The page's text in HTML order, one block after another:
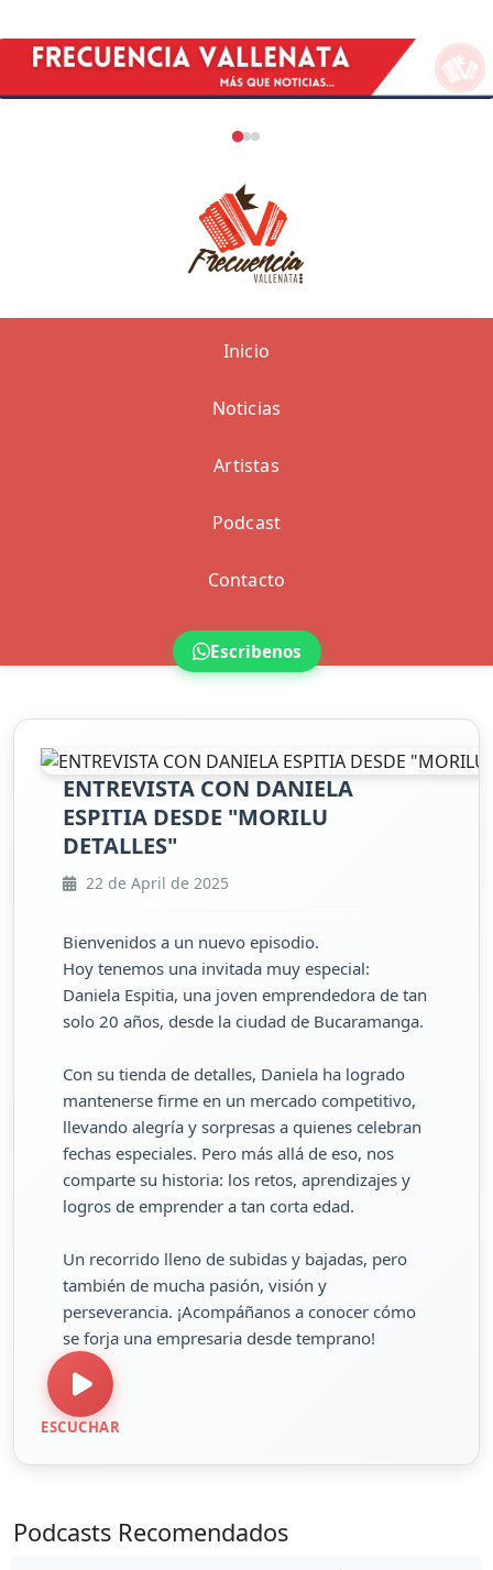
Inicio
Noticias
Artistas
Podcast
Contacto
Escribenos
ENTREVISTA CON DANIELA
ESPITIA DESDE "MORILU
DETALLES"
22 de April de 2025
Bienvenidos a un nuevo episodio.
Hoy tenemos una invitada muy especial:
Daniela Espitia, una joven emprendedora de tan
solo 20 años, desde la ciudad de Bucaramanga.
Con su tienda de detalles, Daniela ha logrado
mantenerse firme en un mercado competitivo,
llevando alegría y sorpresas a quienes celebran
fechas especiales. Pero más allá de eso, nos
comparte su historia: los retos, aprendizajes y
logros de emprender a tan corta edad.
Un recorrido lleno de subidas y bajadas, pero
también de mucha pasión, visión y
perseverancia. ¡Acompáñanos a conocer cómo
se forja una empresaria desde temprano!
ESCUCHAR
Podcasts Recomendados